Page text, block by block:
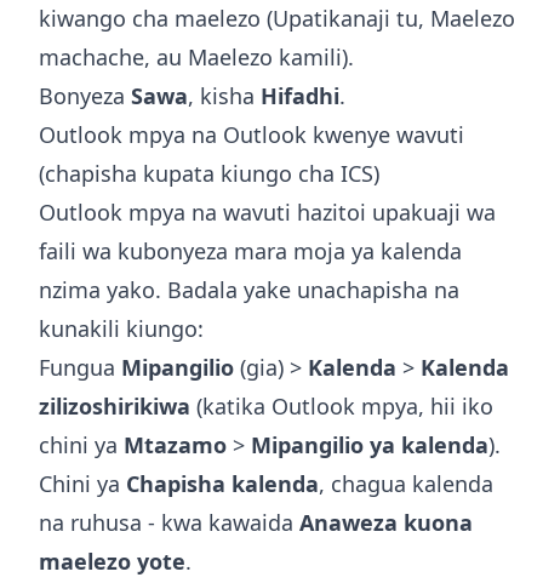
kiwango cha maelezo (Upatikanaji tu, Maelezo
machache, au Maelezo kamili).
Bonyeza Sawa, kisha Hifadhi.
Outlook mpya na Outlook kwenye wavuti
(chapisha kupata kiungo cha ICS)
Outlook mpya na wavuti hazitoi upakuaji wa
faili wa kubonyeza mara moja ya kalenda
nzima yako. Badala yake unachapisha na
kunakili kiungo:
Fungua Mipangilio (gia) > Kalenda > Kalenda
zilizoshirikiwa (katika Outlook mpya, hii iko
chini ya Mtazamo > Mipangilio ya kalenda).
Chini ya Chapisha kalenda, chagua kalenda
na ruhusa - kwa kawaida Anaweza kuona
maelezo yote.